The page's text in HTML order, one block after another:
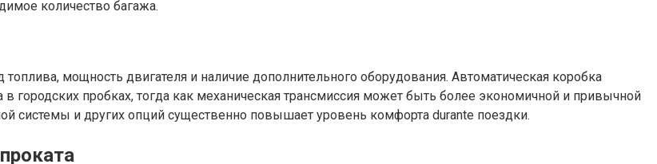
количество багажа.
мощность двигателя и наличие дополнительного оборудования. Автоматическая коробка
городских пробках, тогда как механическая трансмиссия может быть более экономичной и привычной
системы и других опций существенно повышает уровень комфорта durante поездки.